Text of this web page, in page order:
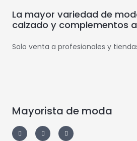
La mayor variedad de
calzado y complementos
Solo venta a profesionales y
Mayorista de moda